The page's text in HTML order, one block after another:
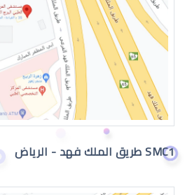
عيون الطفل الرضيع تدمع
SMC1 طريق الملك فهد - الرياض